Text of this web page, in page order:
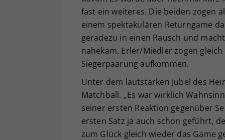
fast ein weiteres. Die beiden zogen
einem spektakulären Returngame
geradezu in einen Rausch und
nahekam. Erler/Miedler zogen
Siegerpaarung aufkommen.
Unter dem lautstarken Jubel des
Matchball. „Es war wirklich
seiner ersten Reaktion gegenüber
ersten Satz ja auch schon geführt,
zum Glück gleich wieder das Game